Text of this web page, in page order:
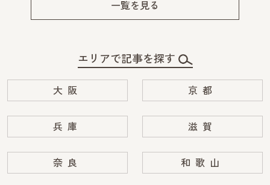
一覧を見る
エリアで記事を探す
大阪 京都
兵庫 滋賀
奈良 和歌山